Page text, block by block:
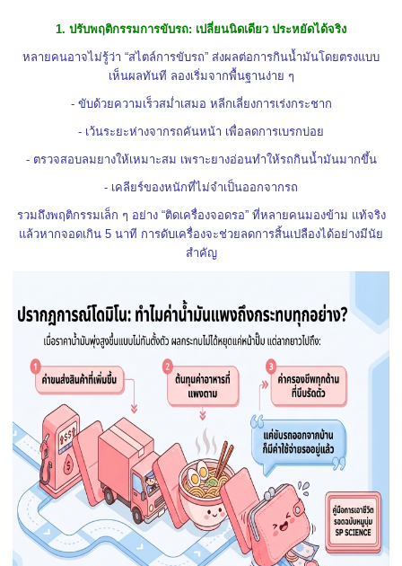
1. ปรับพฤติกรรมการขับรถ: เปลี่ยนนิดเดียว ประหยัดได้จริง
หลายคนอาจไม่รู้ว่า “สไตล์การขับรถ” ส่งผลต่อการกินน้ำมันโดยตรงแบบ
เห็นผลทันที ลองเริ่มจากพื้นฐานง่าย ๆ
- ขับด้วยความเร็วสม่ำเสมอ หลีกเลี่ยงการเร่งกระชาก
- เว้นระยะห่างจากรถคันหน้า เพื่อลดการเบรกบ่อย
- ตรวจสอบลมยางให้เหมาะสม เพราะยางอ่อนทำให้รถกินน้ำมันมากขึ้น
- เคลียร์ของหนักที่ไม่จำเป็นออกจากรถ
รวมถึงพฤติกรรมเล็ก ๆ อย่าง “ติดเครื่องจอดรอ” ที่หลายคนมองข้าม แท้จริง
แล้วหากจอดเกิน 5 นาที การดับเครื่องจะช่วยลดการสิ้นเปลืองได้อย่างมีนัย
สำคัญ